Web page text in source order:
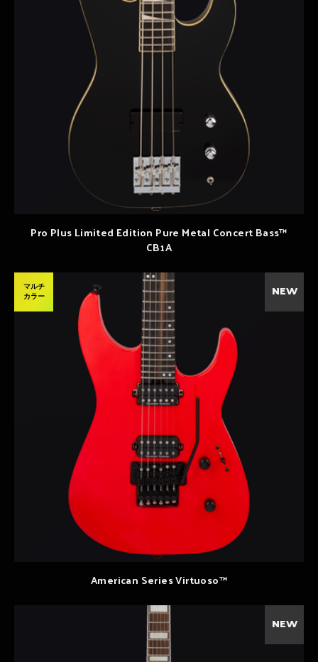
Pro Plus Limited Edition Pure Metal Concert Bass™
CB1A
マルチ
カラー NEW
American Series Virtuoso™
NEW